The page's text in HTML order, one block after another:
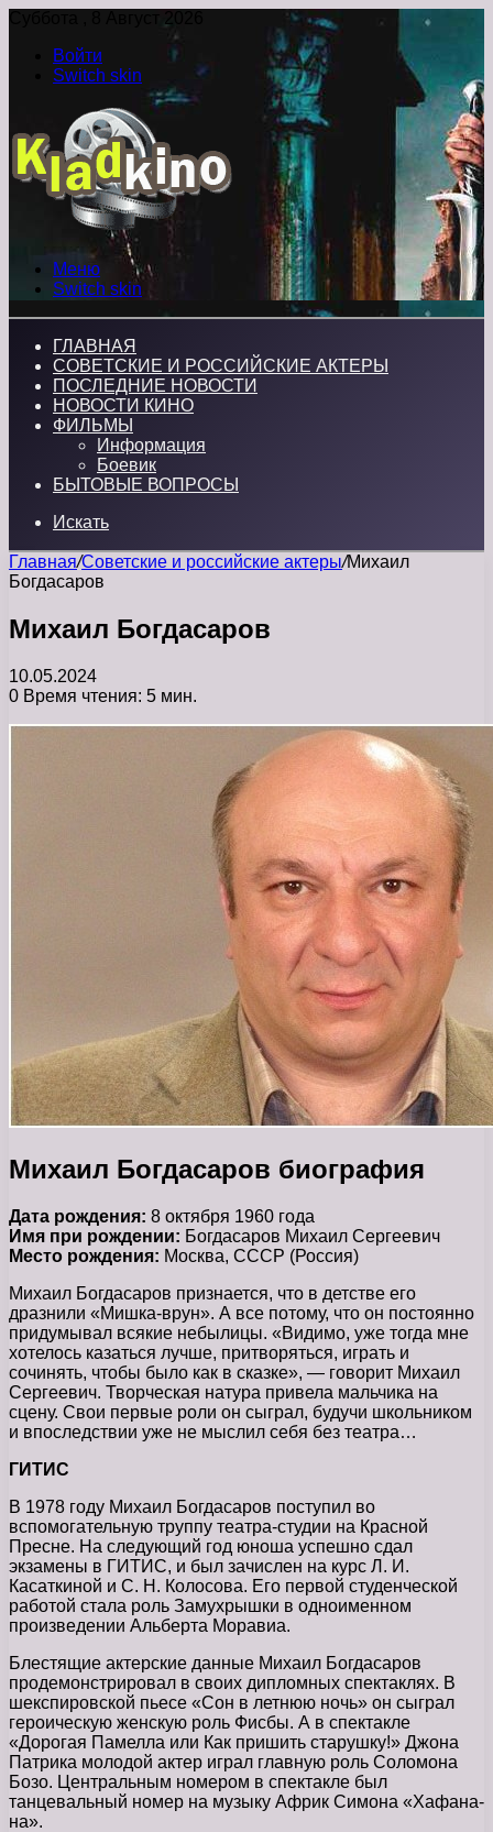
Суббота , 8 Август 2026
Войти
Switch skin
Меню
Switch skin
ГЛАВНАЯ
СОВЕТСКИЕ И РОССИЙСКИЕ АКТЕРЫ
ПОСЛЕДНИЕ НОВОСТИ
НОВОСТИ КИНО
ФИЛЬМЫ
Информация
Боевик
БЫТОВЫЕ ВОПРОСЫ
Искать
Главная/Советские и российские актеры/Михаил
Богдасаров
Михаил Богдасаров
10.05.2024
0 Время чтения: 5 мин.
Михаил Богдасаров биография
Дата рождения: 8 октября 1960 года
Имя при рождении: Богдасаров Михаил Сергеевич
Место рождения: Москва, СССР (Россия)
Михаил Богдасаров признается, что в детстве его
дразнили «Мишка-врун». А все потому, что он постоянно
придумывал всякие небылицы. «Видимо, уже тогда мне
хотелось казаться лучше, притворяться, играть и
сочинять, чтобы было как в сказке», — говорит Михаил
Сергеевич. Творческая натура привела мальчика на
сцену. Свои первые роли он сыграл, будучи школьником
и впоследствии уже не мыслил себя без театра…
ГИТИС
В 1978 году Михаил Богдасаров поступил во
вспомогательную труппу театра-студии на Красной
Пресне. На следующий год юноша успешно сдал
экзамены в ГИТИС, и был зачислен на курс Л. И.
Касаткиной и С. Н. Колосова. Его первой студенческой
работой стала роль Замухрышки в одноименном
произведении Альберта Моравиа.
Блестящие актерские данные Михаил Богдасаров
продемонстрировал в своих дипломных спектаклях. В
шекспировской пьесе «Сон в летнюю ночь» он сыграл
героическую женскую роль Фисбы. А в спектакле
«Дорогая Памелла или Как пришить старушку!» Джона
Патрика молодой актер играл главную роль Соломона
Бозо. Центральным номером в спектакле был
танцевальный номер на музыку Африк Симона «Хафана-
на».